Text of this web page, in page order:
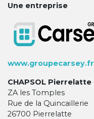
Une entreprise
www.groupecarsey.fr
CHAPSOL Pierrelatte
ZA les Tomples
Rue de la Quincaillerie
26700 Pierrelatte